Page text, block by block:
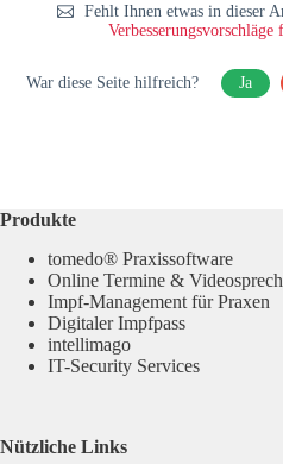
Fehlt Ihnen etwas in dieser
War diese Seite hilfreich? Ja
Produkte
tomedo® Praxissoftware
Online Termine &
Impf-Management für Praxen
Digitaler Impfpass
intellimago
IT-Security Services
Nützliche Links